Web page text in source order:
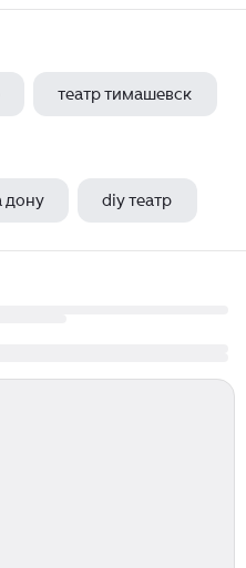
театр тимашевск
дону diy театр